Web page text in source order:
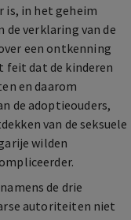
is, in het geheim
de verklaring van de
een ontkenning
feit dat de kinderen
en daarom
de adoptieouders,
van de seksuele
wilden
de drie
autoriteiten niet